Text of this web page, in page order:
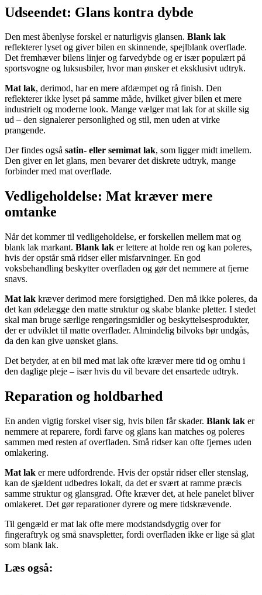
Udseendet: Glans kontra dybde
Den mest åbenlyse forskel er naturligvis glansen. Blank lak
reflekterer lyset og giver bilen en skinnende, spejlblank overflade.
Det fremhæver bilens linjer og farvedybde og er især populært på
sportsvogne og luksusbiler, hvor man ønsker et eksklusivt udtryk.
Mat lak, derimod, har en mere afdæmpet og rå finish. Den
reflekterer ikke lyset på samme måde, hvilket giver bilen et mere
industrielt og moderne look. Mange vælger mat lak for at skille sig
ud – den signalerer personlighed og stil, men uden at virke
prangende.
Der findes også satin- eller semimat lak, som ligger midt imellem.
Den giver en let glans, men bevarer det diskrete udtryk, mange
forbinder med mat overflade.
Vedligeholdelse: Mat kræver mere
omtanke
Når det kommer til vedligeholdelse, er forskellen mellem mat og
blank lak markant. Blank lak er lettere at holde ren og kan poleres,
hvis der opstår små ridser eller misfarvninger. En god
voksbehandling beskytter overfladen og gør det nemmere at fjerne
snavs.
Mat lak kræver derimod mere forsigtighed. Den må ikke poleres, da
det kan ødelægge den matte struktur og skabe blanke pletter. I stedet
skal man bruge særlige rengøringsmidler og beskyttelsesprodukter,
der er udviklet til matte overflader. Almindelig bilvoks bør undgås,
da den kan give uønsket glans.
Det betyder, at en bil med mat lak ofte kræver mere tid og omhu i
den daglige pleje – især hvis du vil bevare det ensartede udtryk.
Reparation og holdbarhed
En anden vigtig forskel viser sig, hvis bilen får skader. Blank lak er
nemmere at reparere, fordi farve og glans kan matches og poleres
sammen med resten af overfladen. Små ridser kan ofte fjernes uden
omlakering.
Mat lak er mere udfordrende. Hvis der opstår ridser eller stenslag,
kan de sjældent udbedres lokalt, da det er svært at ramme præcis
samme struktur og glansgrad. Ofte kræver det, at hele panelet bliver
omlakeret. Det gør reparationer dyrere og mere tidskrævende.
Til gengæld er mat lak ofte mere modstandsdygtig over for
fingeraftryk og små snavspletter, fordi overfladen ikke er lige så glat
som blank lak.
Læs også: